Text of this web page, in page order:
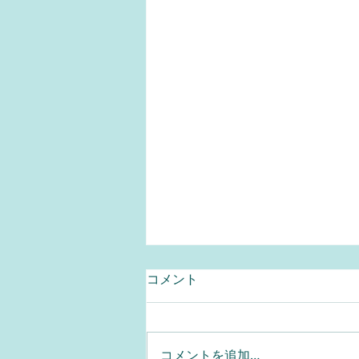
Q657.RoHS指令の最近の違
コメント
コメントを追加…